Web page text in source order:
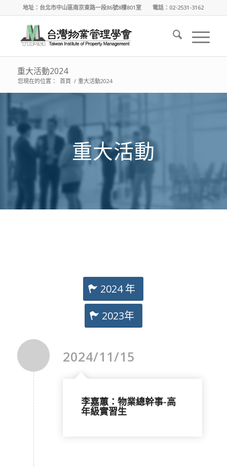
地址：台北市中山區南京東路一段86號8樓801室 電話：02-2531-3162
重大活動2024
您現在的位置： 首頁 / 重大活動2024
重大活動
2024 年
2023年
2024/11/15
李嘉蕙：物業總幹事-高
年級實習生